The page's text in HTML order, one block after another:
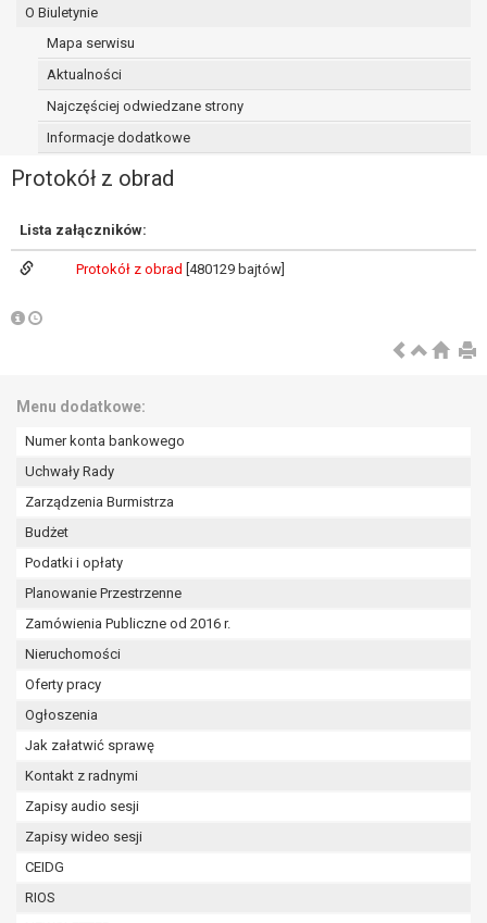
O Biuletynie
Mapa serwisu
Aktualności
Najczęściej odwiedzane strony
Informacje dodatkowe
Protokół z obrad
Lista załączników:
Protokół z obrad [480129 bajtów]
Menu dodatkowe:
Numer konta bankowego
Uchwały Rady
Zarządzenia Burmistrza
Budżet
Podatki i opłaty
Planowanie Przestrzenne
Zamówienia Publiczne od 2016 r.
Nieruchomości
Oferty pracy
Ogłoszenia
Jak załatwić sprawę
Kontakt z radnymi
Zapisy audio sesji
Zapisy wideo sesji
CEIDG
RIOS
podstawie art. 20 RODO, w przypadku gdy
łącznie spełnione są następujące przesłanki:
przetwarzanie danych odbywa się na
podstawie umowy zawartej z osobą,
której dane dotyczą lub na podstawie
zgody wyrażonej przez tą osobę,
przetwarzanie odbywa się w sposób
prawo sprzeciwu wobec przetwarzania
danych na podstawie art. 21 RODO, wobec
przetwarzania danych osobowych, którego
wykonania zadania realizowanego w
niezbędność przetwarzania do celów
szczególną sytuacją. W razie wniesienia
podstaw do ustalenia, dochodzenia lub
obrony roszczeń.
W przypadku gdy przetwarzanie danych